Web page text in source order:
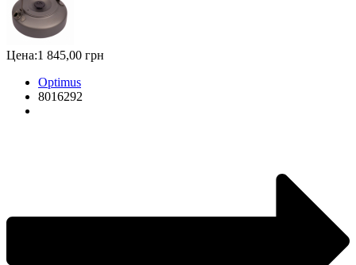
Цена:1 845,00 грн
Optimus
8016292